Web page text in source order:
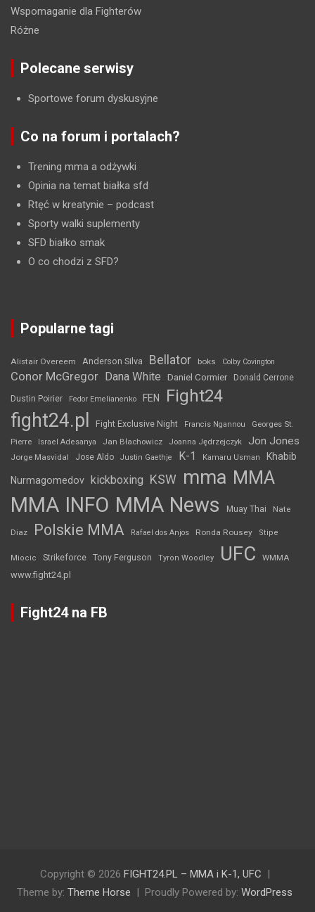
Wspomaganie dla Fighterów
Różne
Polecane serwisy
Sportowe forum dyskusyjne
Co na forum i portalach?
Trening mma a odżywki
Opinia na temat białka sfd
Rtęć w kreatynie – podcast
Sporty walki suplementy
SFD białko smak
O co chodzi z SFD?
Popularne tagi
Alistair Overeem Anderson Silva Bellator boks Colby Covington
Conor McGregor Dana White Daniel Cormier Donald Cerrone
Dustin Poirier Fedor Emelianenko FEN Fight24
fight24.pl Fight Exclusive Night Francis Ngannou
Georges St.
Pierre
Israel Adesanya Jan Błachowicz Joanna Jędrzejczyk Jon Jones
Jorge Masvidal Jose Aldo Justin Gaethje K-1 Kamaru Usman Khabib
Nurmagomedov kickboxing KSW mma MMA
MMA INFO MMA News Muay Thai Nate
Diaz Polskie MMA Rafael dos Anjos Ronda Rousey Stipe
Miocic Strikeforce Tony Ferguson Tyron Woodley UFC WMMA
www.fight24.pl
Fight24 na FB
Copyright © 2026 FIGHT24.PL – MMA i K-1, UFC
Theme by: Theme Horse Proudly Powered by: WordPress